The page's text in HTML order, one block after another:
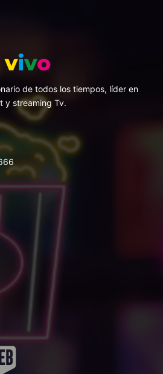
de todos los tiempos, líder en
y streaming Tv.